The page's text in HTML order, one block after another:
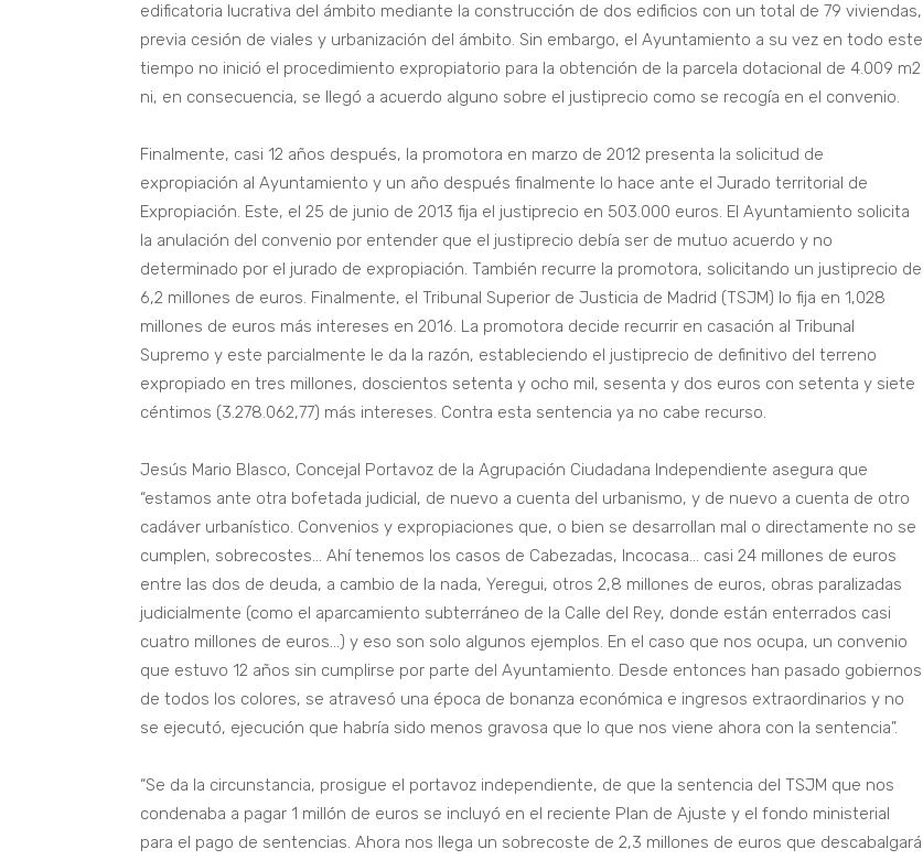
edificatoria lucrativa del ámbito mediante la construcción de dos edificios con un total de 79 viviendas,
previa cesión de viales y urbanización del ámbito. Sin embargo, el Ayuntamiento a su vez en todo este
tiempo no inició el procedimiento expropiatorio para la obtención de la parcela dotacional de 4.009 m2
ni, en consecuencia, se llegó a acuerdo alguno sobre el justiprecio como se recogía en el convenio.
Finalmente, casi 12 años después, la promotora en marzo de 2012 presenta la solicitud de
expropiación al Ayuntamiento y un año después finalmente lo hace ante el Jurado territorial de
Expropiación. Este, el 25 de junio de 2013 fija el justiprecio en 503.000 euros. El Ayuntamiento solicita
la anulación del convenio por entender que el justiprecio debía ser de mutuo acuerdo y no
determinado por el jurado de expropiación. También recurre la promotora, solicitando un justiprecio de
6,2 millones de euros. Finalmente, el Tribunal Superior de Justicia de Madrid (TSJM) lo fija en 1,028
millones de euros más intereses en 2016. La promotora decide recurrir en casación al Tribunal
Supremo y este parcialmente le da la razón, estableciendo el justiprecio de definitivo del terreno
expropiado en tres millones, doscientos setenta y ocho mil, sesenta y dos euros con setenta y siete
céntimos (3.278.062,77) más intereses. Contra esta sentencia ya no cabe recurso.
Jesús Mario Blasco, Concejal Portavoz de la Agrupación Ciudadana Independiente asegura que
“estamos ante otra bofetada judicial, de nuevo a cuenta del urbanismo, y de nuevo a cuenta de otro
cadáver urbanístico. Convenios y expropiaciones que, o bien se desarrollan mal o directamente no se
cumplen, sobrecostes... Ahí tenemos los casos de Cabezadas, Incocasa… casi 24 millones de euros
entre las dos de deuda, a cambio de la nada, Yeregui, otros 2,8 millones de euros, obras paralizadas
judicialmente (como el aparcamiento subterráneo de la Calle del Rey, donde están enterrados casi
cuatro millones de euros…) y eso son solo algunos ejemplos. En el caso que nos ocupa, un convenio
que estuvo 12 años sin cumplirse por parte del Ayuntamiento. Desde entonces han pasado gobiernos
de todos los colores, se atravesó una época de bonanza económica e ingresos extraordinarios y no
se ejecutó, ejecución que habría sido menos gravosa que lo que nos viene ahora con la sentencia”.
“Se da la circunstancia, prosigue el portavoz independiente, de que la sentencia del TSJM que nos
condenaba a pagar 1 millón de euros se incluyó en el reciente Plan de Ajuste y el fondo ministerial
para el pago de sentencias. Ahora nos llega un sobrecoste de 2,3 millones de euros que descabalgará